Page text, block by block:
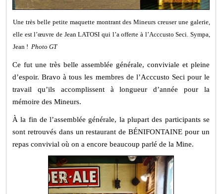
Une très belle petite maquette montrant des Mineurs creuser une galerie,
elle est l’œuvre de Jean LATOSI qui l’a offerte à l’Acccusto Seci. Sympa,
Jean !Photo GT
Ce fut une très belle assemblée générale, conviviale et pleine
d’espoir. Bravo à tous les membres de l’Acccusto Seci pour le
travail qu’ils accomplissent à longueur d’année pour la
mémoire des Mineurs.
À la fin de l’assemblée générale, la plupart des participants se
sont retrouvés dans un restaurant de BÉNIFONTAINE pour un
repas convivial où on a encore beaucoup parlé de la Mine.